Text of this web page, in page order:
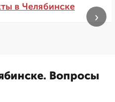
в Челябинске
›
Вопросы